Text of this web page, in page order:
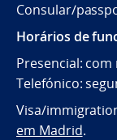
Consular/
Horários de
Presencial:
Telefónico:
Visa/
em Madrid.